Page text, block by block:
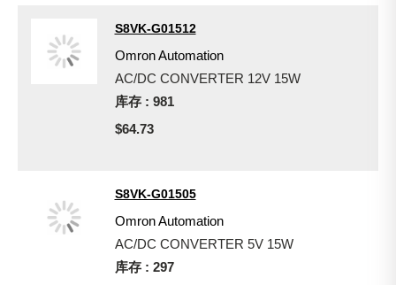
S8VK-G01512
Omron Automation
AC/DC CONVERTER 12V 15W
库存 : 981
$64.73
S8VK-G01505
Omron Automation
AC/DC CONVERTER 5V 15W
库存 : 297